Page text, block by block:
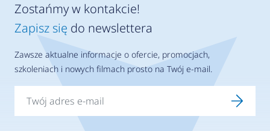
Zostańmy w kontakcie!
Zapisz się do newslettera
Zawsze aktualne informacje o ofercie, promocjach,
szkoleniach i nowych filmach prosto na Twój e-mail.